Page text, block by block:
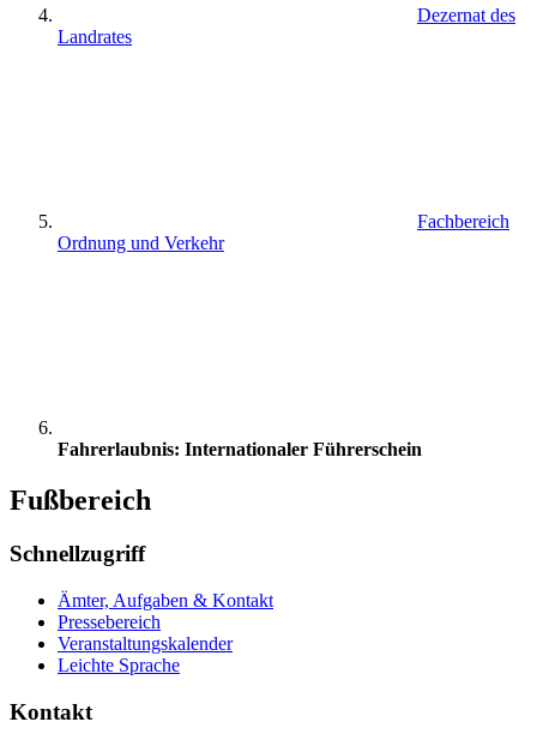
Dezernat des
Landrates
Fachbereich
Ordnung und Verkehr
Fahrerlaubnis: Internationaler Führerschein
Fußbereich
Schnellzugriff
Ämter, Aufgaben & Kontakt
Pressebereich
Veranstaltungskalender
Leichte Sprache
Kontakt